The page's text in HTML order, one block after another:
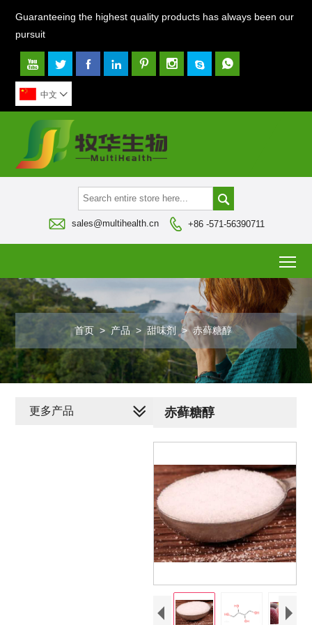
Guaranteeing the highest quality products has always been our
pursuit
       
中文 

 sales@multihealth.cn  +86 -571-56390711
首页 > 产品 > 甜味剂 > 赤藓糖醇
赤藓糖醇
更多产品